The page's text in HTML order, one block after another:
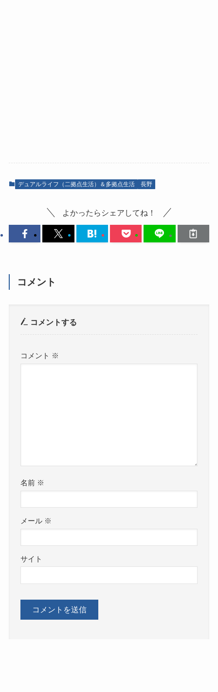
デュアルライフ（二拠点生活）＆多拠点生活 長野
よかったらシェアしてね！
コメント
コメントする
コメント ※
名前 ※
メール ※
サイト